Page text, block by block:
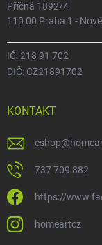
Příčná 1892/4
110 00 Praha 1 -
IČ: 218 91 702
DIČ: CZ21891702
KONTAKT
eshop@
737 709 882
https://
homeartcz